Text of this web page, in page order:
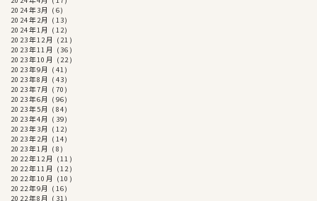
2024年3月 (6)
2024年2月 (13)
2024年1月 (12)
2023年12月 (21)
2023年11月 (36)
2023年10月 (22)
2023年9月 (41)
2023年8月 (43)
2023年7月 (70)
2023年6月 (96)
2023年5月 (84)
2023年4月 (39)
2023年3月 (12)
2023年2月 (14)
2023年1月 (8)
2022年12月 (11)
2022年11月 (12)
2022年10月 (10)
2022年9月 (16)
2022年8月 (31)